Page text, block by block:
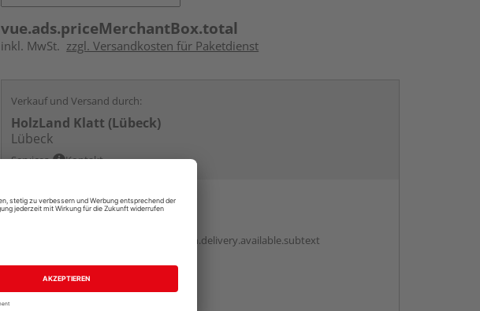
vue.ads.priceMerchantBox.total
inkl. MwSt. zzgl. Versandkosten für Paketdienst
Verkauf und Versand durch:
HolzLand Klatt (Lübeck)
Lübeck
Services Kontakt
Online bestellen
vue.ads.priceMerchantBox.option.delivery.available.subtext
Beim Händler abholen